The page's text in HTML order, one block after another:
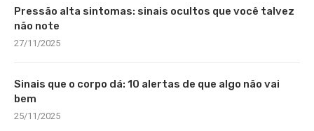
Pressão alta sintomas: sinais ocultos que você talvez
não note
27/11/2025
Sinais que o corpo dá: 10 alertas de que algo não vai
bem
25/11/2025